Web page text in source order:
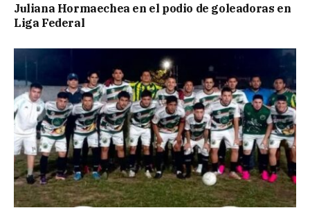
Juliana Hormaechea en el podio de goleadoras en
Liga Federal